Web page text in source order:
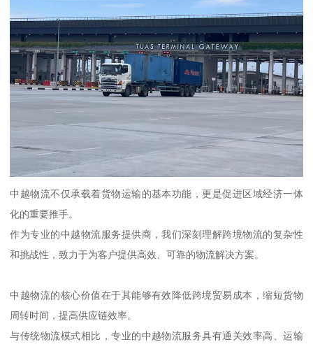
中越物流不仅承载着货物运输的基本功能，更是促进区域经济一体
化的重要推手。
作为专业的中越物流服务提供商，我们深刻理解跨境物流的复杂性
和挑战性，致力于为客户提供高效、可靠的物流解决方案。
中越物流的核心价值在于其能够有效降低跨境贸易成本，缩短货物
周转时间，提高供应链效率。
与传统物流模式相比，专业的中越物流服务具有通关效率高、运输